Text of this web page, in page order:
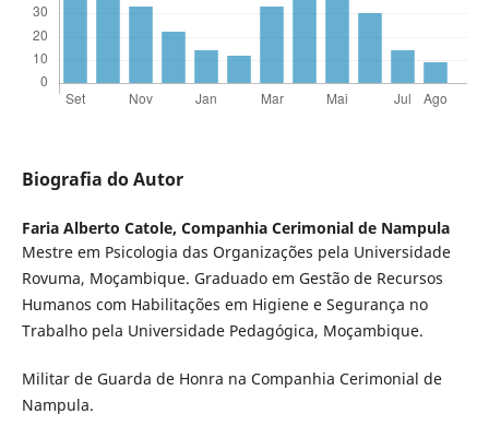
Biografia do Autor
Faria Alberto Catole, Companhia Cerimonial de Nampula
Mestre em Psicologia das Organizações pela Universidade
Rovuma, Moçambique. Graduado em Gestão de Recursos
Humanos com Habilitações em Higiene e Segurança no
Trabalho pela Universidade Pedagógica, Moçambique.
Militar de Guarda de Honra na Companhia Cerimonial de
Nampula.